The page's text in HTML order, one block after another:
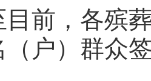
，各殡葬
（户）群众